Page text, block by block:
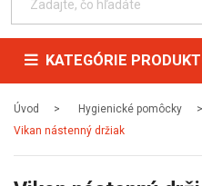
KATEGÓRIE
Úvod Hygienické pomôcky
Vikan nástenný držiak